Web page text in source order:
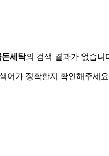
세탁의 검색 결과가 없습니
어가 정확한지 확인해주세